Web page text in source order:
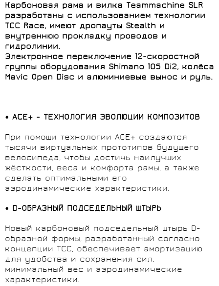
Карбоновая рама и вилка Teammachine SLR
разработаны с использованием технологии
TCC Race, имеют дропауты Stealth и
внутреннюю прокладку проводов и
гидролинии.
Электронное переключение 12-скоростной
группы оборудования Shimano 105 Di2, колёса
Mavic Open Disc и алюминиевые вынос и руль.
• ACE+ - ТЕХНОЛОГИЯ ЭВОЛЮЦИИ КОМПОЗИТОВ
При помощи технологии ACE+ создаются
тысячи виртуальных прототипов будущего
велосипеда, чтобы достичь наилучших
жёсткости, веса и комфорта рамы, а также
сделать оптимальными его
аэродинамические характеристики.
• D-ОБРАЗНЫЙ ПОДСЕДЕЛЬНЫЙ ШТЫРЬ
Новый карбоновый подседельный штырь D-
образной формы, разработанный согласно
концепции TCC, обеспечивает амортизацию
для удобства и сохранения сил,
минимальный вес и аэродинамические
характеристики.